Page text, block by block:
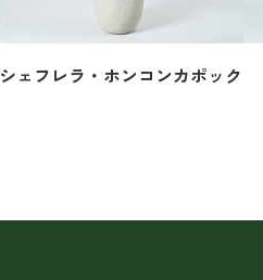
シェフレラ・ホンコンカポック